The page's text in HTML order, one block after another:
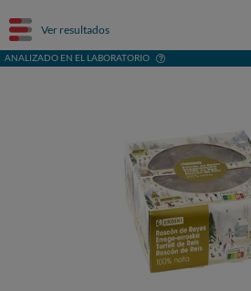
Ver resultados
ANALIZADO EN EL LABORATORIO